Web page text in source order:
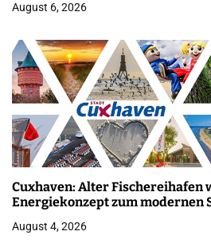
August 6, 2026
Cuxhaven: Alter
Energiekonzept zum modernen
August 4, 2026